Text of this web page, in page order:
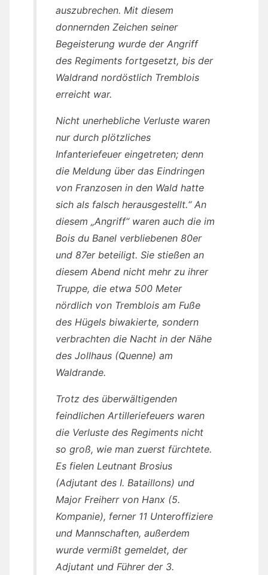
auszubrechen. Mit diesem
donnernden Zeichen seiner
Begeisterung wurde der Angriff
des Regiments fortgesetzt, bis der
Waldrand nordöstlich Tremblois
erreicht war.
Nicht unerhebliche Verluste waren
nur durch plötzliches
Infanteriefeuer eingetreten; denn
die Meldung über das Eindringen
von Franzosen in den Wald hatte
sich als falsch herausgestellt.“ An
diesem „Angriff“ waren auch die im
Bois du Banel verbliebenen 80er
und 87er beteiligt. Sie stießen an
diesem Abend nicht mehr zu ihrer
Truppe, die etwa 500 Meter
nördlich von Tremblois am Fuße
des Hügels biwakierte, sondern
verbrachten die Nacht in der Nähe
des Jollhaus (Quenne) am
Waldrande.
Trotz des überwältigenden
feindlichen Artilleriefeuers waren
die Verluste des Regiments nicht
so groß, wie man zuerst fürchtete.
Es fielen Leutnant Brosius
(Adjutant des I. Bataillons) und
Major Freiherr von Hanx (5.
Kompanie), ferner 11 Unteroffiziere
und Mannschaften, außerdem
wurde vermißt gemeldet, der
Adjutant und Führer der 3.